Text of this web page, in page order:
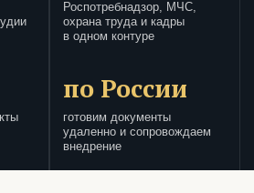
Роспотребнадзор, МЧС,
охрана труда и кадры
в одном контуре
по России
готовим документы
удаленно и сопровождаем
внедрение